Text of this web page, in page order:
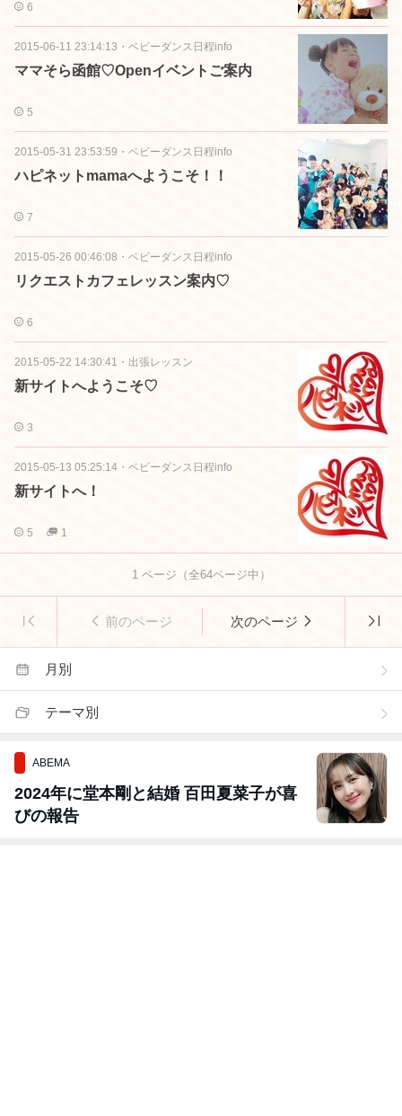
6
2015-06-11 23:14:13 ・ ベビーダンス日程info
ママそら函館♡Openイベントご案内
5
2015-05-31 23:53:59 ・ ベビーダンス日程info
ハピネットmamaへようこそ！！
7
2015-05-26 00:46:08 ・ ベビーダンス日程info
リクエストカフェレッスン案内♡
6
2015-05-22 14:30:41 ・ 出張レッスン
新サイトへようこそ♡
3
2015-05-13 05:25:14 ・ ベビーダンス日程info
新サイトへ！
5 1
1ページ（全64ページ中）
前のページ 次のページ
月別
テーマ別
ABEMA
2024年に堂本剛と結婚 百田夏菜子が喜
びの報告